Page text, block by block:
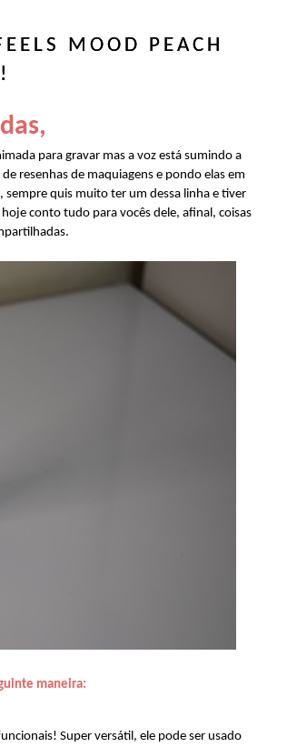
MOOD PEACH
para gravar mas a voz está sumindo a
resenhas de maquiagens e pondo elas em
sempre quis muito ter um dessa linha e tiver
conto tudo para vocês dele, afinal, coisas
maneira:
Super versátil, ele pode ser usado